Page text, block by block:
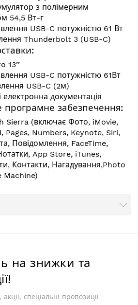
з полімерним
54,5 Вт-г
USB-C потужністю 61 Вт
Thunderbolt 3 (USB-C)
13’’
USB-C потужністю 61Вт
USB-C (2м)
електронна документація
програмне забезпечення:
Sierra (включає Фото, iMovie,
Pages, Numbers, Keynote, Siri,
Повідомлення, FaceTime,
App Store, iTunes,
Контакти, Нагадування,Photo
Machine)
на знижки та
спеціальні пропозиції